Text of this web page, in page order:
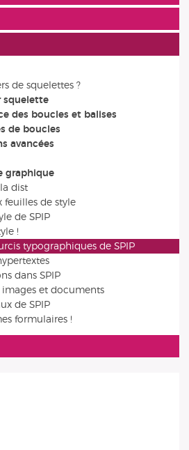
de squelettes ?
squelette
des boucles et balises
de boucles
avancées
graphique
dist
feuilles de style
de SPIP
!
typographiques de SPIP
dans SPIP
images et documents
de SPIP
formulaires !